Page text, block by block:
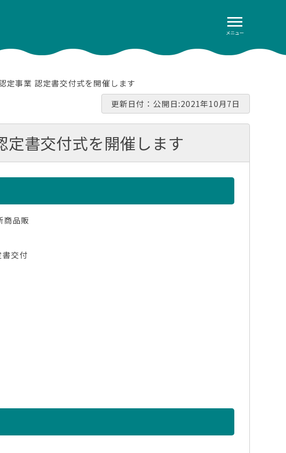
メニュー
定事業 認定書交付式を開催します
更新日付：公開日:2021年10月7日
書交付式を開催します
商品販
交付